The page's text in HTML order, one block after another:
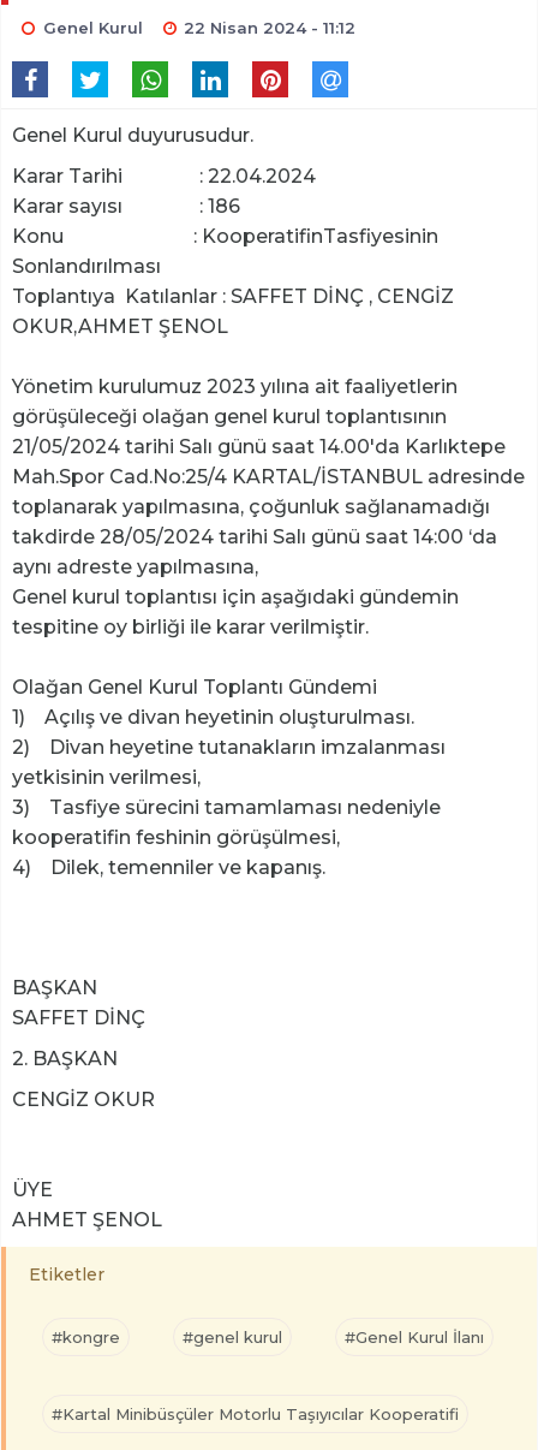
Genel Kurul 22 Nisan 2024 - 11:12
Genel Kurul duyurusudur.
Karar Tarihi : 22.04.2024
Karar sayısı : 186
Konu : KooperatifinTasfiyesinin
Sonlandırılması
Toplantıya Katılanlar : SAFFET DİNÇ , CENGİZ
OKUR,AHMET ŞENOL
Yönetim kurulumuz 2023 yılına ait faaliyetlerin
görüşüleceği olağan genel kurul toplantısının
21/05/2024 tarihi Salı günü saat 14.00'da Karlıktepe
Mah.Spor Cad.No:25/4 KARTAL/İSTANBUL adresinde
toplanarak yapılmasına, çoğunluk sağlanamadığı
takdirde 28/05/2024 tarihi Salı günü saat 14:00 ‘da
aynı adreste yapılmasına,
Genel kurul toplantısı için aşağıdaki gündemin
tespitine oy birliği ile karar verilmiştir.
Olağan Genel Kurul Toplantı Gündemi
1) Açılış ve divan heyetinin oluşturulması.
2) Divan heyetine tutanakların imzalanması
yetkisinin verilmesi,
3) Tasfiye sürecini tamamlaması nedeniyle
kooperatifin feshinin görüşülmesi,
4) Dilek, temenniler ve kapanış.
BAŞKAN
SAFFET DİNÇ
2. BAŞKAN
CENGİZ OKUR
ÜYE
AHMET ŞENOL
Etiketler
#kongre #genel kurul #Genel Kurul İlanı
#Kartal Minibüsçüler Motorlu Taşıyıcılar Kooperatifi